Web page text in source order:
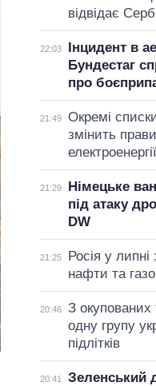
відвідає
22:03
Інцидент в
Бундестаг
про
21:49
Окремі
змінить
електроенергії
21:29
Німецьке
під атаку
DW
21:25
Росія у
нафти та
20:46
З
одну групу
підлітків
20:41
Зеленський